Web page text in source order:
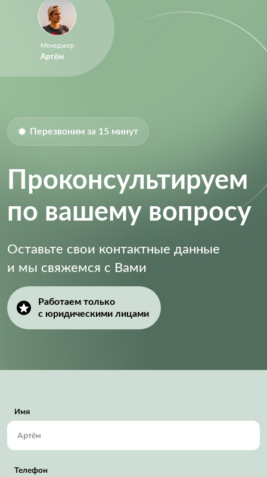
Менеджер
Артём
Перезвоним за 15 минут
Проконсультируем
по вашему вопросу
Оставьте свои контактные данные
и мы свяжемся с Вами
Работаем только
с юридическими лицами
Имя
Телефон